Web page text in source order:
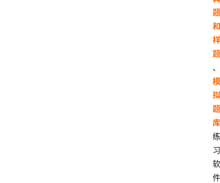
题
和
样
题
、
模
拟
题
库
练
习
软
件